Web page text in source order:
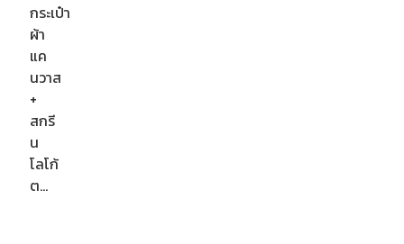
กระเป๋า
ผ้า
แค
นวาส
+
สกรี
น
โลโก้
ต…